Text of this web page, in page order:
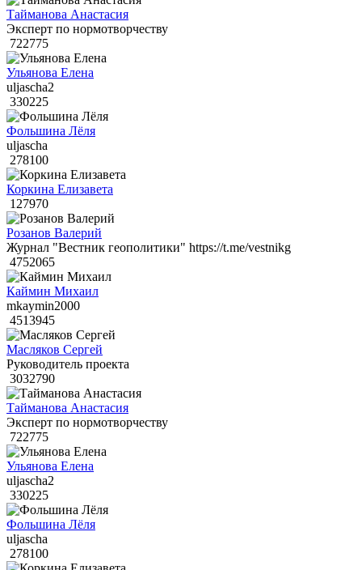
Тайманова Анастасия
Эксперт по нормотворчеству
722775
Ульянова Елена
uljascha2
330225
Фольшина Лёля
uljascha
278100
Коркина Елизавета
127970
Розанов Валерий
Журнал "Вестник геополитики" https://t.me/vestnikg
4752065
Каймин Михаил
mkaymin2000
4513945
Масляков Сергей
Руководитель проекта
3032790
Тайманова Анастасия
Эксперт по нормотворчеству
722775
Ульянова Елена
uljascha2
330225
Фольшина Лёля
uljascha
278100